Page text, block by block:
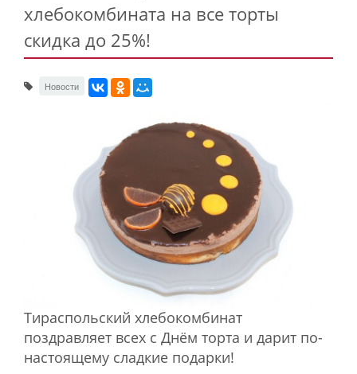
хлебокомбината на все торты
скидка до 25%!
Новости
Тираспольский хлебокомбинат
поздравляет всех с Днём торта и дарит по-
настоящему сладкие подарки!